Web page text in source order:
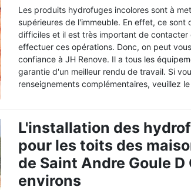
Les produits hydrofuges incolores sont à
supérieures de l'immeuble. En effet, ce sont
difficiles et il est très important de contacter
effectuer ces opérations. Donc, on peut
confiance à JH Renove. Il a tous les
garantie d'un meilleur rendu de travail. Si
renseignements complémentaires, veuillez
L'installation des
pour les toits des
de Saint Andre Goule D
environs